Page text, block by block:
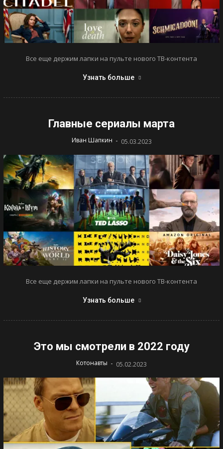
Все еще держим лапки на пульте нового ТВ-контента
Узнать больше
Главные сериалы марта
Иван Шапкин - 05.03.2023
Все еще держим лапки на пульте нового ТВ-контента
Узнать больше
Это мы смотрели в 2022 году
Котонавты - 05.02.2023